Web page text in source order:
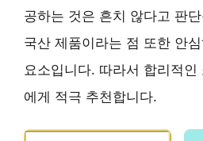
공하는 것은 흔치 않다고 판
국산 제품이라는 점 또한 안
요소입니다. 따라서 합리적
에게 적극 추천합니다.